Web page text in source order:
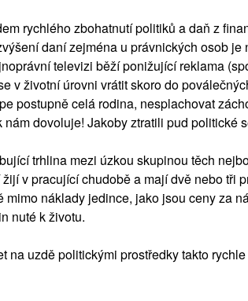
rychlého zbohatnutí politiků a daň z
daní zejména u právnických osob je
televizi běží ponižující reklama
v životní úrovni vrátit skoro do
postupně celá rodina, nesplachovat
dovoluje! Jakoby ztratili pud politické
trhlina mezi úzkou skupinou těch
v pracující chudobě a mají dvě nebo tři
mimo náklady jedince, jako jsou ceny za
nuté k životu.
na uzdě politickými prostředky takto